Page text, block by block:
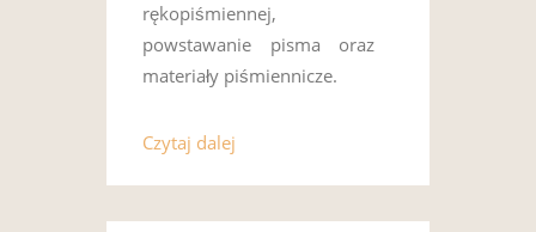
rękopiśmiennej,
powstawanie pisma oraz
materiały piśmiennicze.
Czytaj dalej